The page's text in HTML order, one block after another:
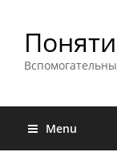
Menu